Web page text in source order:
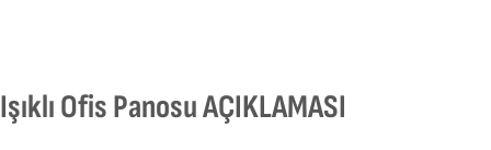
Işıklı Ofis Panosu AÇIKLAMASI